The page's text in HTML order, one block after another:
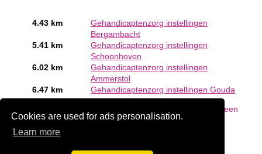
Cookies are used for ads personalisation.
Learn more
4.43 km
Gehandicaptenzorg instellingen
Bergambacht
5.41 km
Gehandicaptenzorg instellingen
Schoonhoven
6.02 km
Gehandicaptenzorg instellingen
Ammerstol
6.47 km
Gehandicaptenzorg instellingen Gouda
Meld een
bedrijf gratis aan